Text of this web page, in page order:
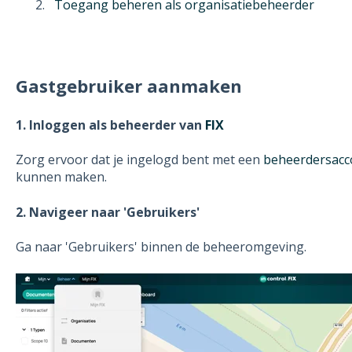
Toegang beheren als organisatiebeheerder
Gastgebruiker aanmaken
1. Inloggen als beheerder van FIX
Zorg ervoor dat je ingelogd bent met een
kunnen maken.
2. Navigeer naar 'Gebruikers'
Ga naar 'Gebruikers' binnen de beheeromgeving.